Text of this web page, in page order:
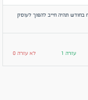
אלו השאר עוסק פטור כשתגיע ל8000 שח בחודש תהיה חייב להפוך לעוסק
עזרה 1 לא עזרה 0